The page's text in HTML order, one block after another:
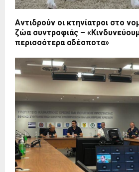
Αντιδρούν οι κτηνίατροι στο
ζώα συντροφιάς –
περισσότερα αδέσποτα»